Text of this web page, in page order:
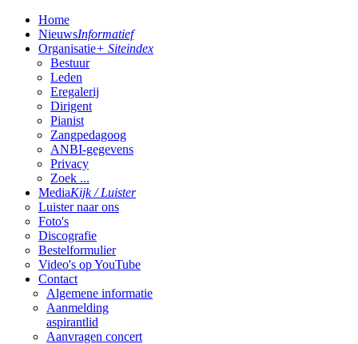
Home
NieuwsInformatief
Organisatie+ Siteindex
Bestuur
Leden
Eregalerij
Dirigent
Pianist
Zangpedagoog
ANBI-gegevens
Privacy
Zoek ...
MediaKijk / Luister
Luister naar ons
Foto's
Discografie
Bestelformulier
Video's op YouTube
Contact
Algemene informatie
Aanmelding
aspirantlid
Aanvragen concert